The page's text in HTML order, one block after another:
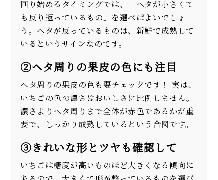
回り始めるタイミングでは、「ヘタが小さくて
も反り返っているもの」を選べばよいでしょ
う。ヘタが反っているものは、新鮮で成熟して
いるというサインなのです。
②ヘタ周りの果皮の色にも注目
ヘタ周りの果皮の色も要チェックです！ 実は、
いちごの色の濃さはおいしさに比例しません。
濃さよりヘタ周りまで全体が赤色であるかが重
要で、しっかり成熟しているという合図です。
③きれいな形とツヤも確認して
いちごは糖度が高いものほど大きくなる傾向に